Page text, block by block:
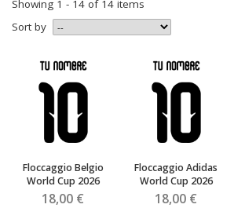
Showing 1 - 14 of 14 items
Sort by
Floccaggio Belgio
World Cup 2026
18,00 €
Floccaggio Adidas
World Cup 2026
18,00 €